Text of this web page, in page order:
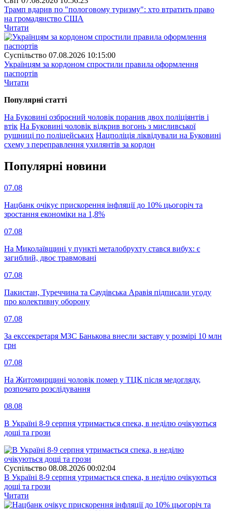
Трамп вдарив по "пологовому туризму": хто втратить право
на громадянство США
Читати
Суспiльство 07.08.2026 10:15:00
Українцям за кордоном спростили правила оформлення
паспортів
Читати
Популярнi статтi
На Буковині озброєний чоловік поранив двох поліціянтів і
втік На Буковині чоловік відкрив вогонь з мисливської
рушниці по поліцейських Нацполіція ліквідували на Буковині
схему з переправлення ухилянтів за кордон
Популярнi новини
07.08
Нацбанк очікує прискорення інфляції до 10% цьогоріч та
зростання економіки на 1,8%
07.08
На Миколаївщині у пункті металобрухту стався вибух: є
загиблий, двоє травмовані
07.08
Пакистан, Туреччина та Саудівська Аравія підписали угоду
про колективну оборону
07.08
За екссекретаря МЗС Банькова внесли заставу у розмірі 10 млн
грн
07.08
На Житомирщині чоловік помер у ТЦК після медогляду,
розпочато розслідування
08.08
В Україні 8-9 серпня утримається спека, в неділю очікуються
дощі та грози
Суспiльство 08.08.2026 00:02:04
В Україні 8-9 серпня утримається спека, в неділю очікуються
дощі та грози
Читати